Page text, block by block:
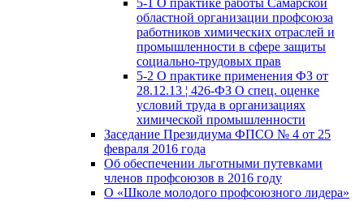
областной организации профсоюза
работников химических отраслей и
промышленности в сфере защиты
социально-трудовых прав
5-2 О практике применения ФЗ от
28.12.13 ¦ 426-ФЗ О спец. оценке
условий труда в организациях
химической промышленности
Заседание Президиума ФПСО № 4 от 25
февраля 2016 года
Об обеспечении льготными путевками
членов профсоюзов в 2016 году
О «Школе молодого профсоюзного лидера»